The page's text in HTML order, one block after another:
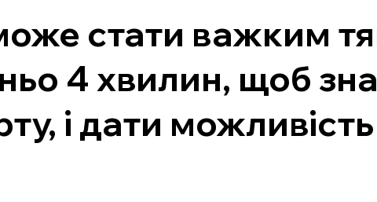
стати важким
4 хвилин, щоб
і дати